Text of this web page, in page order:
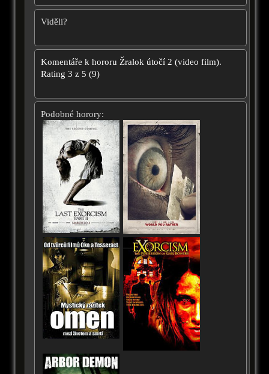
Viděli?
Komentáře k hororu Žralok útočí 2 (video film).
Rating 3 z 5 (9)
Podobné horory: